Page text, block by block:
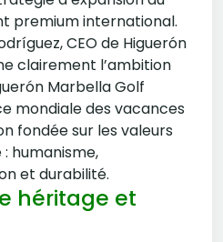
premium international.
CEO de Higuerón
clairement l’ambition
Marbella Golf
mondiale des vacances
fondée sur les valeurs
humanisme,
et durabilité.
héritage et